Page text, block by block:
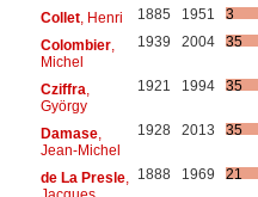
Collet, Henri 1885 1951
3
Colombier,
Michel
1939 2004 35
Cziffra
György
1921 1994 35
Damase,
Jean-Michel
1928 2013 35
de La Presle,
1888 1969 21